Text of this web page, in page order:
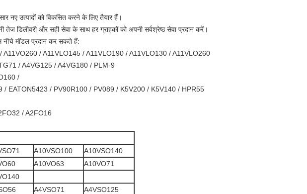
नए उत्पादों को विकसित करने के लिए तैयार हैं।
तेज डिलीवरी और सही सेवा के साथ हर ग्राहकों को अपनी सर्वश्रेष्ठ सेवा प्रदान करें।
नीचे मॉडल प्रदान कर सकते हैं:
/ A11VLO145 / A11VLO190 / A11VLO130 / A11VLO260
/ A4VG125 / A4VG180 / PLM-9
/
/ EATON5423 / PV90R100 / PV089 / K5V200 / K5V140 / HPR55
/ A2FO16
A10VSO100
A10VSO140
A10VO63
A10VO71
A4VSO71
A4VSO125